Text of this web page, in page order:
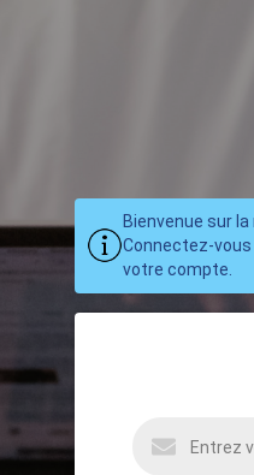
Bienvenue sur
Connectez-
votre compte.